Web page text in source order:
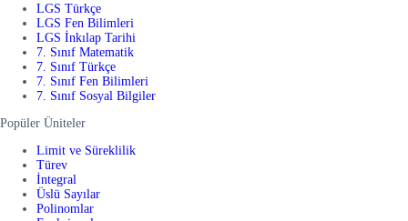
LGS Türkçe
LGS Fen Bilimleri
LGS İnkılap Tarihi
7. Sınıf Matematik
7. Sınıf Türkçe
7. Sınıf Fen Bilimleri
7. Sınıf Sosyal Bilgiler
Popüler Üniteler
Limit ve Süreklilik
Türev
İntegral
Üslü Sayılar
Polinomlar